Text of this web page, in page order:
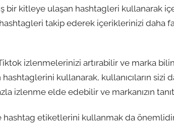
bir kitleye ulaşan hashtagleri kullanarak
takip ederek içeriklerinizi daha
izlenmelerinizi artırabilir ve marka
kullanarak, kullanıcıların sizi
izlenme elde edebilir ve markanızın
etiketlerini kullanmak da